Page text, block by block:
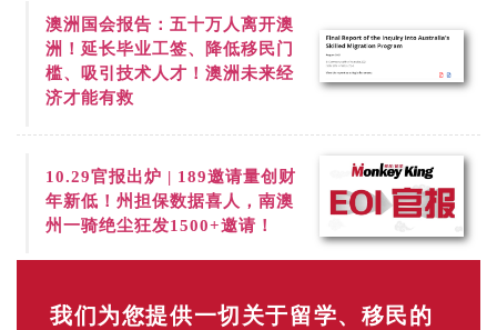
澳洲国会报告：五十万人离开澳
洲！延长毕业工签、降低移民门
槛、吸引技术人才！澳洲未来经
济才能有救
10.29官报出炉 | 189邀请量创财
年新低！ 州担保数据喜人，南澳
州一骑绝尘狂发1500+邀请！
我们为您提供一切关于留学、移民的